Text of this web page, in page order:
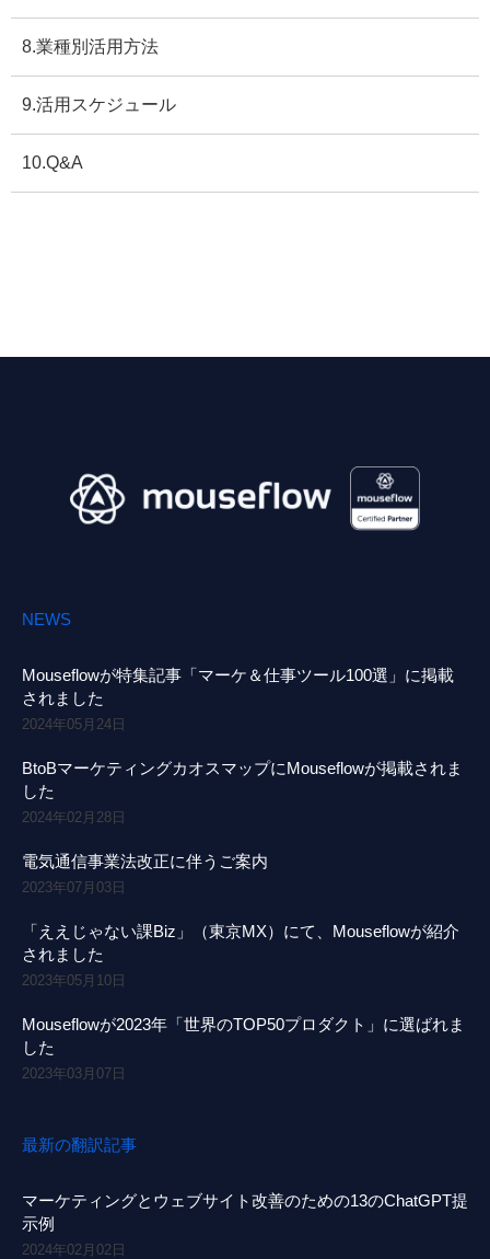
8.業種別活用方法
9.活用スケジュール
10.Q&A
NEWS
Mouseflowが特集記事「マーケ＆仕事ツール100選」に掲載
されました
2024年05月24日
BtoBマーケティングカオスマップにMouseflowが掲載されま
した
2024年02月28日
電気通信事業法改正に伴うご案内
2023年07月03日
「ええじゃない課Biz」（東京MX）にて、Mouseflowが紹介
されました
2023年05月10日
Mouseflowが2023年「世界のTOP50プロダクト」に選ばれま
した
2023年03月07日
最新の翻訳記事
マーケティングとウェブサイト改善のための13のChatGPT提
示例
2024年02月02日